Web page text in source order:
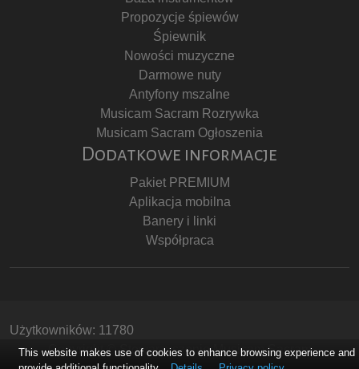
Propozycje śpiewów
Śpiewnik
Nowości muzyczne
Darmowe nuty
Antyfony mszalne
Musicam Sacram Rozrywka
Musicam Sacram Ogłoszenia
Dodatkowe informacje
Pakiet PREMIUM
Aplikacja mobilna
Banery i linki
Współpraca
Użytkowników: 11780
Copyright © Stowarzyszenie Musicam Sacram
This website makes use of cookies to enhance browsing experience and